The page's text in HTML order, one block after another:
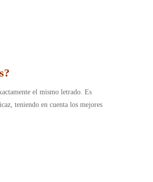
el mismo letrado. Es
teniendo en cuenta los mejores